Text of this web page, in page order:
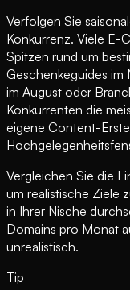
Verfolgen Sie
Konkurrenz. Viele E-
Spitzen rund um
Geschenkeguides
im August oder
Konkurrenten die
eigene Content-
Vergleichen Sie die
um realistische Ziele
in Ihrer Nische
Domains pro Monat
unrealistisch.
Tip